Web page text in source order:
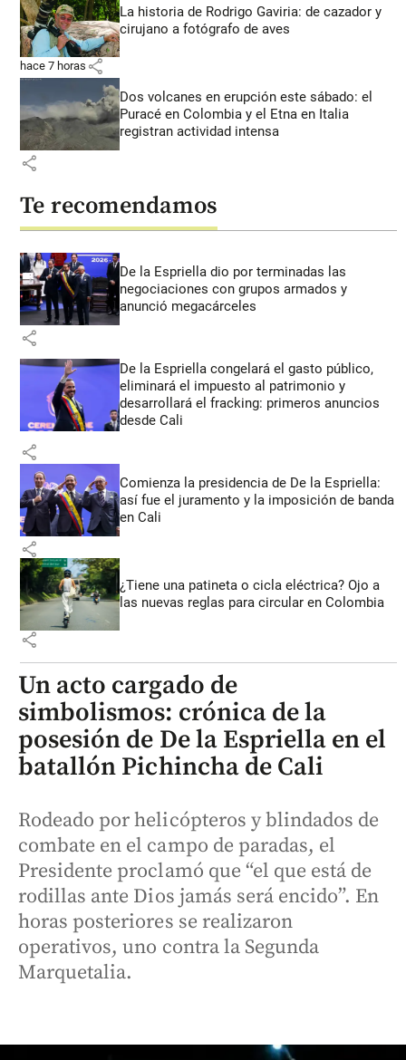
La historia de Rodrigo Gaviria: de cazador y
cirujano a fotógrafo de aves
hace 7 horas share
Dos volcanes en erupción este sábado: el
Puracé en Colombia y el Etna en Italia
registran actividad intensa
share
Te recomendamos
De la Espriella dio por terminadas las
negociaciones con grupos armados y
anunció megacárceles
share
De la Espriella congelará el gasto público,
eliminará el impuesto al patrimonio y
desarrollará el fracking: primeros anuncios
desde Cali
share
Comienza la presidencia de De la Espriella:
así fue el juramento y la imposición de banda
en Cali
share
¿Tiene una patineta o cicla eléctrica? Ojo a
las nuevas reglas para circular en Colombia
share
Un acto cargado de
simbolismos: crónica de la
posesión de De la Espriella en el
batallón Pichincha de Cali
Rodeado por helicópteros y blindados de
combate en el campo de paradas, el
Presidente proclamó que “el que está de
rodillas ante Dios jamás será encido”. En
horas posteriores se realizaron
operativos, uno contra la Segunda
Marquetalia.